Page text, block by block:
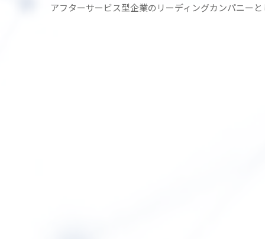
アフターサービス型企業の リーディングカンパニー